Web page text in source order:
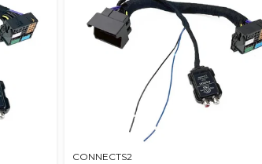
CONNECTS2